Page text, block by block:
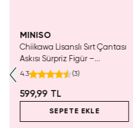
MINISO
Chiikawa Lisanslı Sırt Çantası
Askısı Sürpriz Figür –
Koleksiyonluk Blind Box
4.3 (3)
599,99 TL
SEPETE EKLE